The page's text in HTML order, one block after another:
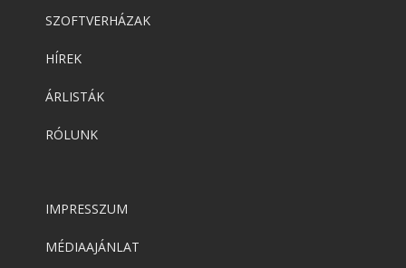
SZOFTVERHÁZAK
HÍREK
ÁRLISTÁK
RÓLUNK
IMPRESSZUM
MÉDIAAJÁNLAT